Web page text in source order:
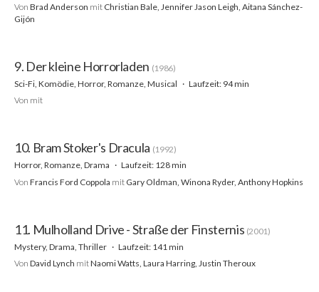
Von Brad Anderson mit Christian Bale, Jennifer Jason Leigh, Aitana Sánchez-
Gijón
9. Der kleine Horrorladen (1986)
Sci-Fi, Komödie, Horror, Romanze, Musical
Laufzeit: 94 min
Von mit
10. Bram Stoker's Dracula (1992)
Horror, Romanze, Drama
Laufzeit: 128 min
Von Francis Ford Coppola mit Gary Oldman, Winona Ryder, Anthony Hopkins
11. Mulholland Drive - Straße der Finsternis (2001)
Mystery, Drama, Thriller
Laufzeit: 141 min
Von David Lynch mitNaomi Watts, Laura Harring, Justin Theroux